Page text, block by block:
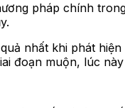
pháp chính
nhất khi phát
đoạn muộn, lúc